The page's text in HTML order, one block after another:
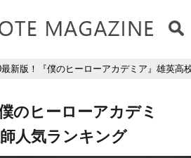
最新版！『僕のヒーローアカデミア』雄英高
のヒーローアカデミ
人気ランキング